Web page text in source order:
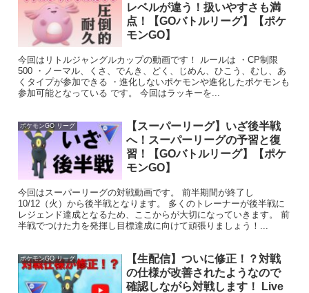
レベルが違う！扱いやすさも満
点！【GOバトルリーグ】【ポケ
モンGO】
今回はリトルジャングルカップの動画です！ ルールは ・CP制限
500 ・ノーマル、くさ、でんき、どく、じめん、ひこう、むし、あ
くタイプが参加できる ・進化しないポケモンや進化したポケモンも
参加可能となっている です。 今回はラッキーを...
ポケモンGO リーグ
【スーパーリーグ】いざ後半戦
へ！スーパーリーグの予習と復
習！【GOバトルリーグ】【ポケ
モンGO】
今回はスーパーリーグの対戦動画です。 前半期間が終了し
10/12（火）から後半戦となります。 多くのトレーナーが後半戦に
レジェンド達成となるため、ここからが大切になっていきます。 前
半戦でつけた力を発揮し目標達成に向けて頑張りましょう！...
ポケモンGO リーグ
【生配信】ついに修正！？対戦
の仕様が改善されたようなので
確認しながら対戦します！ Live